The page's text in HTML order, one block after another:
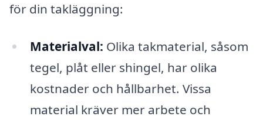
för din takläggning:
Materialval: Olika takmaterial, såsom
tegel, plåt eller shingel, har olika
kostnader och hållbarhet. Vissa
material kräver mer arbete och